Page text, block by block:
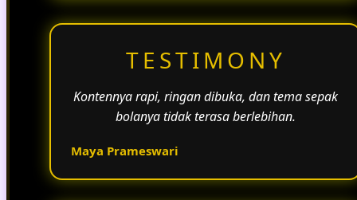
TESTIMONY
Kontennya rapi, ringan dibuka, dan tema sepak
bolanya tidak terasa berlebihan.
Maya Prameswari